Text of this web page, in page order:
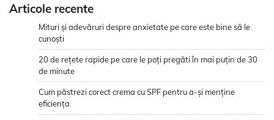
Articole recente
Mituri și adevăruri despre anxietate pe care este bine să le
cunoști
20 de rețete rapide pe care le poți pregăti în mai puțin de 30
de minute
Cum păstrezi corect crema cu SPF pentru a-și menține
eficiența